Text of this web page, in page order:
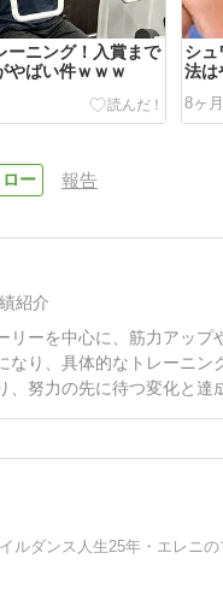
ーニング！入賞まで
やばい件ｗｗｗ
シュ
法は
8ヶ
報告
紹介
ーを中心に、筋力アッ
なり、具体的なトレーニ
努力の先に待つ変化と達
ルダンス人生25年・エレニ